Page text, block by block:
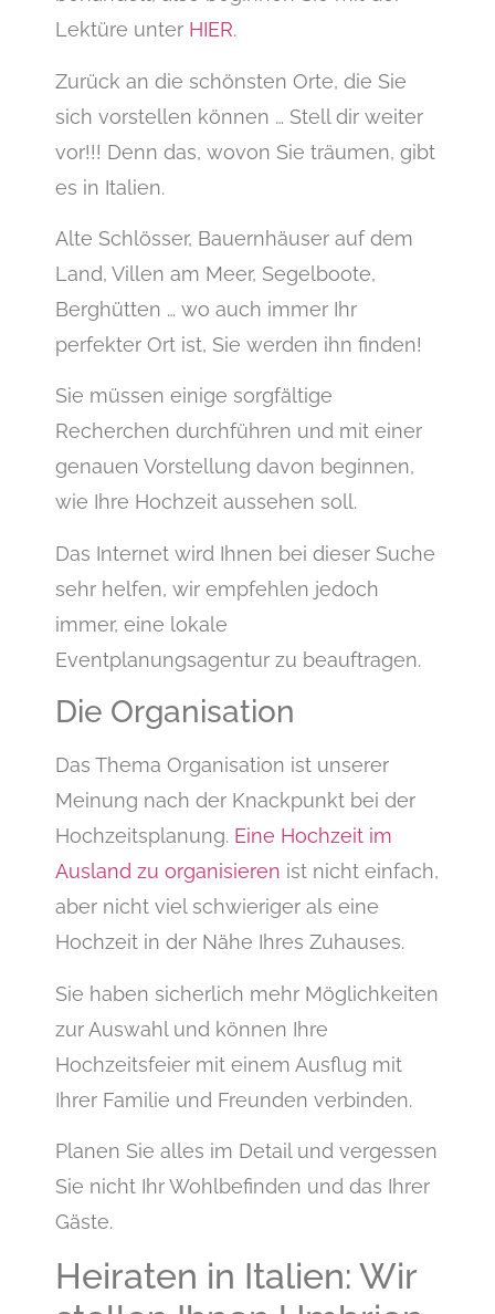
Lektüre unter HIER.
Zurück an die schönsten Orte, die Sie
sich vorstellen können … Stell dir weiter
vor!!! Denn das, wovon Sie träumen, gibt
es in Italien.
Alte Schlösser, Bauernhäuser auf dem
Land, Villen am Meer, Segelboote,
Berghütten … wo auch immer Ihr
perfekter Ort ist, Sie werden ihn finden!
Sie müssen einige sorgfältige
Recherchen durchführen und mit einer
genauen Vorstellung davon beginnen,
wie Ihre Hochzeit aussehen soll.
Das Internet wird Ihnen bei dieser Suche
sehr helfen, wir empfehlen jedoch
immer, eine lokale
Eventplanungsagentur zu beauftragen.
Die Organisation
Das Thema Organisation ist unserer
Meinung nach der Knackpunkt bei der
Hochzeitsplanung. Eine Hochzeit im
Ausland zu organisieren ist nicht einfach,
aber nicht viel schwieriger als eine
Hochzeit in der Nähe Ihres Zuhauses.
Sie haben sicherlich mehr Möglichkeiten
zur Auswahl und können Ihre
Hochzeitsfeier mit einem Ausflug mit
Ihrer Familie und Freunden verbinden.
Planen Sie alles im Detail und vergessen
Sie nicht Ihr Wohlbefinden und das Ihrer
Gäste.
Heiraten in Italien: Wir